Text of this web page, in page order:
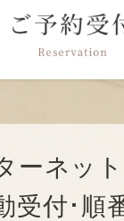
ーネッ
受付･順